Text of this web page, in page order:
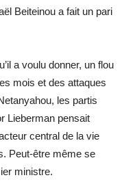
Beiteinou a fait un pari
a voulu donner, un flou
mois et des attaques
les partis
Lieberman pensait
central de la vie
Peut-être même se
ministre.